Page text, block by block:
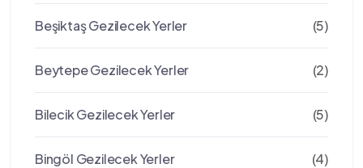
Beşiktaş Gezilecek Yerler (5)
Beytepe Gezilecek Yerler (2)
Bilecik Gezilecek Yerler (5)
Bingöl Gezilecek Yerler (4)